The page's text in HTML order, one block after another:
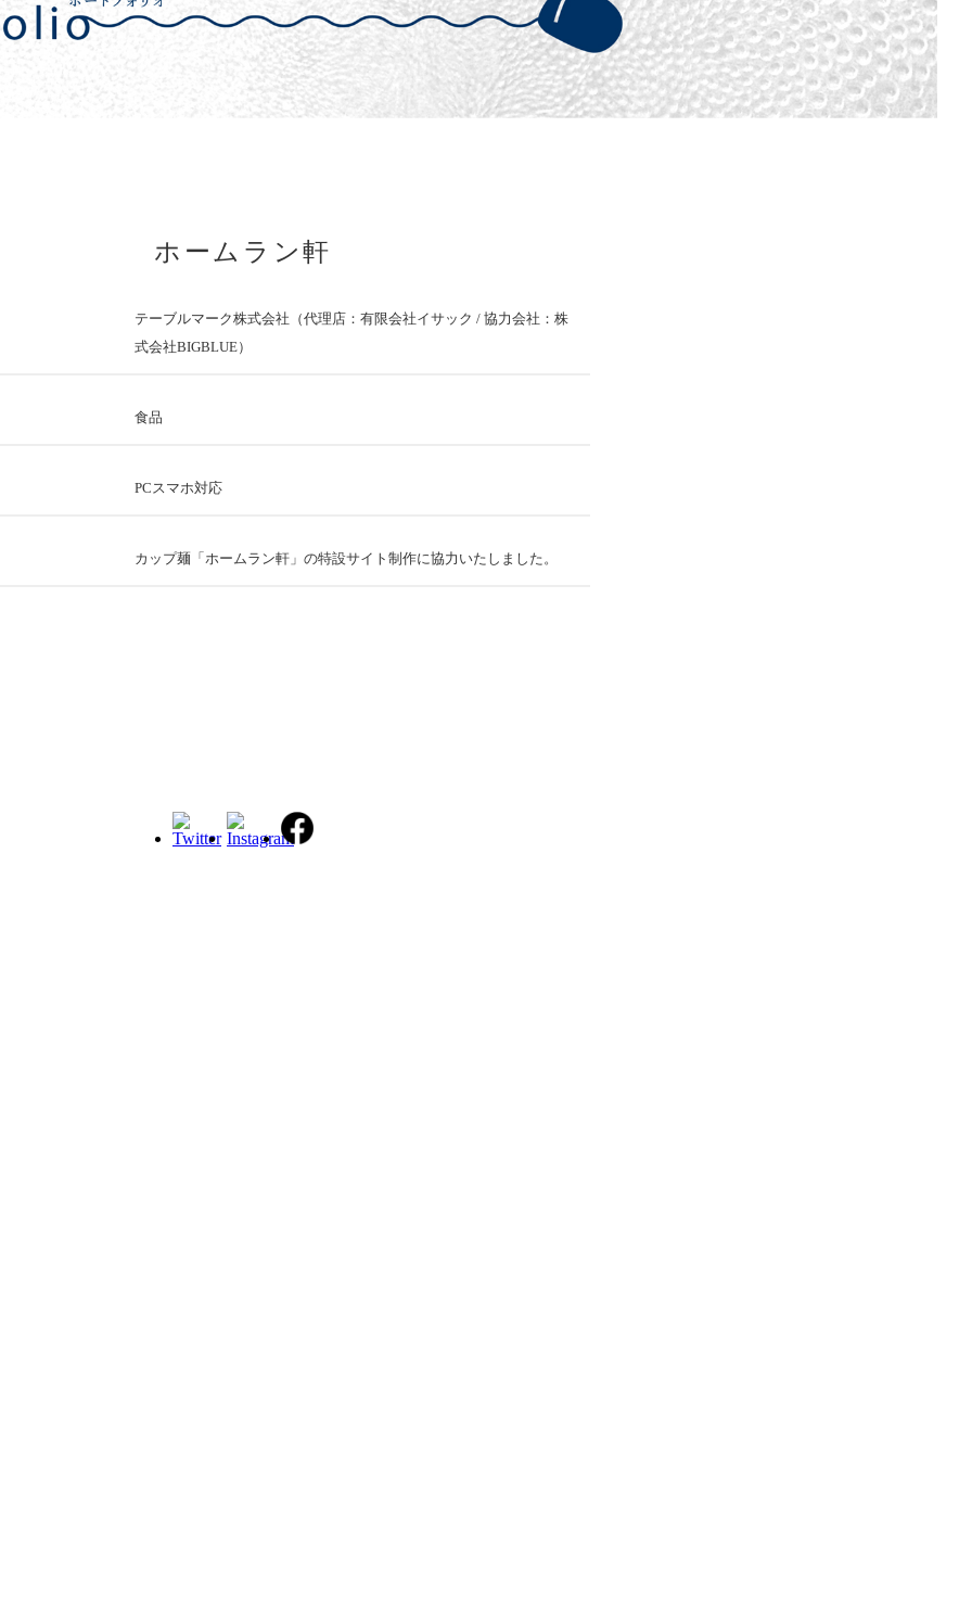
ホームラン軒
テーブルマーク株式会社（代理店：有限会社イサック / 協力会社：株
式会社BIGBLUE）
食品
PCスマホ対応
カップ麺「ホームラン軒」の特設サイト制作に協力いたしました。